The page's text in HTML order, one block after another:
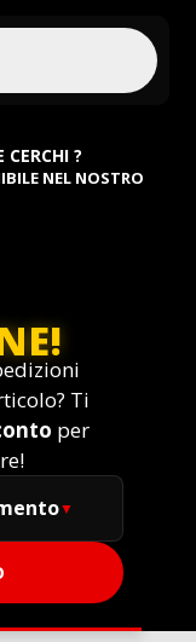
?
NEL NOSTRO
Ti
per